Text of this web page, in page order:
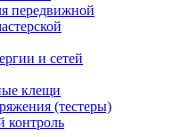
передвижной
и сетей
клещи
(тестеры)
контроль